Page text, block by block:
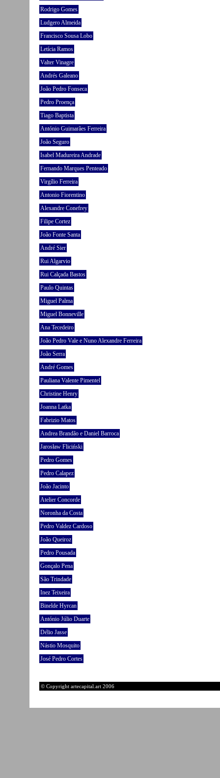
Rodrigo Gomes
Ludgero Almeida
Francisco Sousa Lobo
Letícia Ramos
Valter Vinagre
Andrés Galeano
João Pedro Fonseca
Pedro Proença
Tiago Baptista
António Guimarães Ferreira
João Seguro
Isabel Madureira Andrade
Fernando Marques Penteado
Virgílio Ferreira
Antonio Fiorentino
Alexandre Conefrey
Filipe Cortez
João Fonte Santa
André Sier
Rui Algarvio
Rui Calçada Bastos
Paulo Quintas
Miguel Palma
Miguel Bonneville
Ana Tecedeiro
João Pedro Vale e Nuno Alexandre Ferreira
João Serra
André Gomes
Pauliana Valente Pimentel
Christine Henry
Joanna Latka
Fabrizio Matos
Andrea Brandão e Daniel Barroca
Jarosław Fliciński
Pedro Gomes
Pedro Calapez
João Jacinto
Atelier Concorde
Noronha da Costa
Pedro Valdez Cardoso
João Queiroz
Pedro Pousada
Gonçalo Pena
São Trindade
Inez Teixeira
Binelde Hyrcan
António Júlio Duarte
Délio Jasse
Nástio Mosquito
José Pedro Cortes
© Copyright artecapital.art 2006